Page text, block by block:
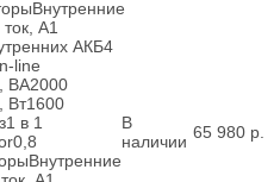
Внутренние
А1
АКБ4
line
ВА2000
Вт1600
1 в 1
0,8
Внутренние
В
наличии 65 980 р.